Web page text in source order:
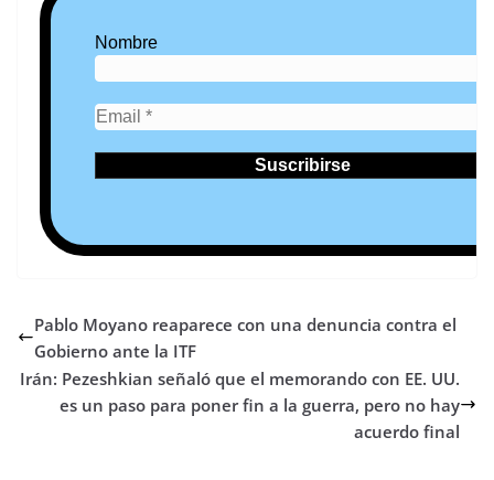
Nombre
Pablo Moyano reaparece con una denuncia contra el
Gobierno ante la ITF
Irán: Pezeshkian señaló que el memorando con EE. UU.
es un paso para poner fin a la guerra, pero no hay
acuerdo final